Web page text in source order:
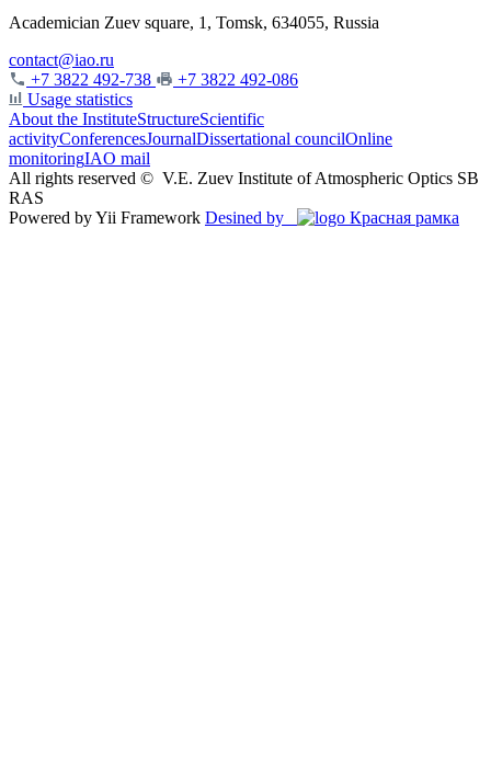
Academician Zuev square, 1, Tomsk, 634055, Russia
contact@iao.ru
+7 3822 492-738
+7 3822 492-086
Usage statistics
About the InstituteStructureScientific
activityConferencesJournalDissertational councilOnline
monitoringIAO mail
All rights reserved © V.E. Zuev Institute of Atmospheric Optics SB
RAS
Powered by Yii Framework Desined by Красная рамка